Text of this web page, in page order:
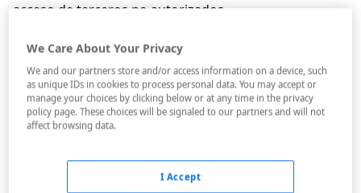
acceso de terceros no autorizados.
El usuario se compromete a comunicar a Viajes
Carrefour cualquier modificación que se produzca en
los datos personales aportados.
El usuario tiene la posibilidad de ejercer los derechos
dirigiendo un escrito, adjuntando una fotocopia de su
DNI o documento que acredite su identidad, a la
We Care About Your Privacy
We and our partners store and/or access information on a device, such
as unique IDs in cookies to process personal data. You may accept or
manage your choices by clicking below or at any time in the privacy
policy page. These choices will be signaled to our partners and will not
affect browsing data.
I Accept